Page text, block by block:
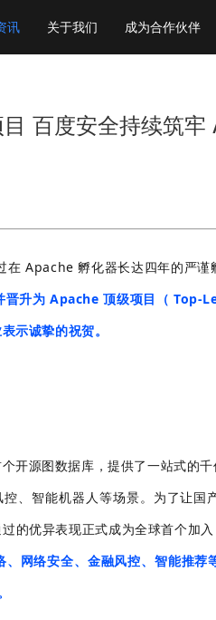
讯 关于我们 成为合作伙伴
百度安全持续筑
Apache 孵化器长达四年的严谨
晋升为 Apache 顶级项目（
示诚挚的祝贺。
源图数据库，提供了一站式的
、智能机器人等场景。为了让
的优异表现正式成为全球首个加
网络安全、金融风控、智能推荐